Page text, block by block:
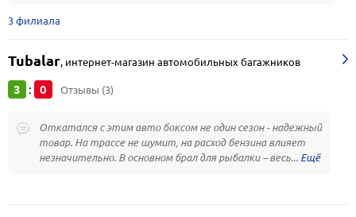
3 филиала
Tubalar, интернет-магазин автомобильных багажников
3 : 0 Отзывы (3)
Откатался с этим авто боксом не один сезон - надежный
товар. На трассе не шумит, на расход бензина влияет
незначительно. В основном брал для рыбалки – весь...